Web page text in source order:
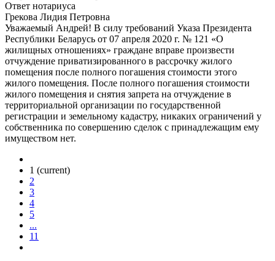
Ответ нотариуса
Грекова Лидия Петровна
Уважаемый Андрей! В силу требований Указа Президента
Республики Беларусь от 07 апреля 2020 г. № 121 «О
жилищных отношениях» граждане вправе произвести
отчуждение приватизированного в рассрочку жилого
помещения после полного погашения стоимости этого
жилого помещения. После полного погашения стоимости
жилого помещения и снятия запрета на отчуждение в
территориальной организации по государственной
регистрации и земельному кадастру, никаких ограничений у
собственника по совершению сделок с принадлежащим ему
имуществом нет.
1 (current)
2
3
4
5
...
11